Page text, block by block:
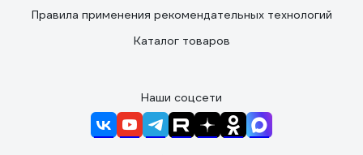
Правила применения рекомендательных технологий
Каталог товаров
Наши соцсети